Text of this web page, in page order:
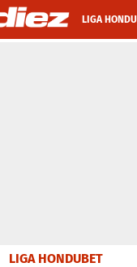
LIGA
LIGA HONDUBET